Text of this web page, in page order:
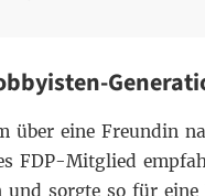
über eine Freundin
FDP-Mitglied
und sorgte so für